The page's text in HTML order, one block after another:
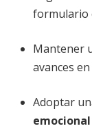
formulario
Mantener
avances
Adoptar